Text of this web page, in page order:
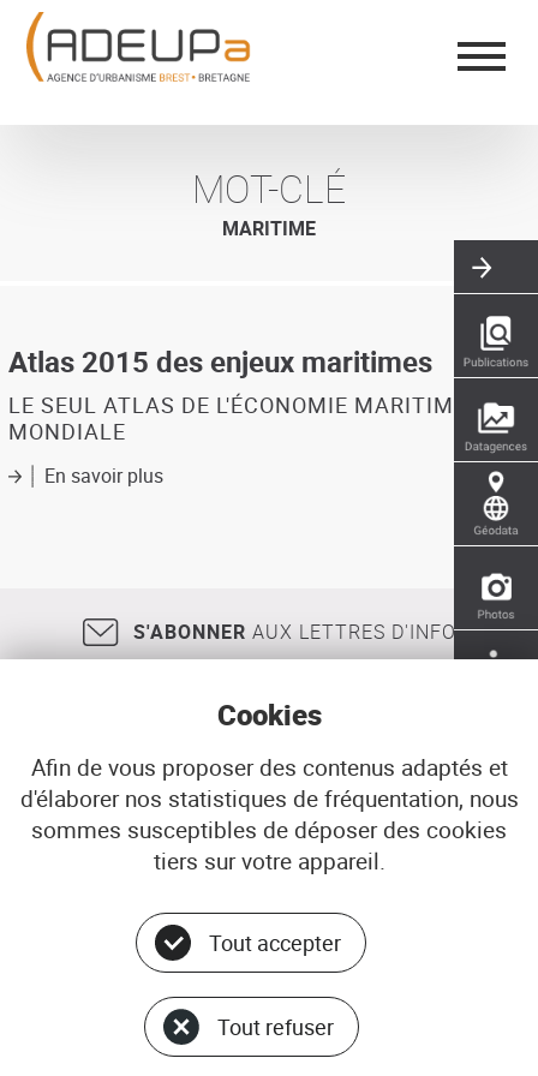
Aller
contenu
principal
MOT-CLÉ
MARITIME
Atlas 2015 des enjeux maritimes
LE SEUL ATLAS DE L'ÉCONOMIE MARITIME
MONDIALE
En savoir plussur
S'ABONNER AUX LETTRES D'INFO
18, rue Jean Jaurès 29200 BREST
02 98 33 51 71
CONTACT
© ADEUPa
PLAN DU SITE
DONNÉES PERSONNELLES
Panneau de gestion des cookies
Cookies
Afin de vous proposer des contenus adaptés et
d'élaborer nos statistiques de fréquentation, nous
sommes susceptibles de déposer des cookies
tiers sur votre appareil.
Tout accepter
Tout refuser